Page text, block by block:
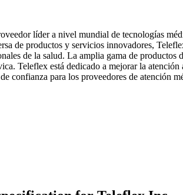
líder a nivel mundial de tecnologías
de productos y servicios innovadores,
de la salud. La amplia gama de
Teleflex está dedicado a mejorar la
confianza para los proveedores de atención